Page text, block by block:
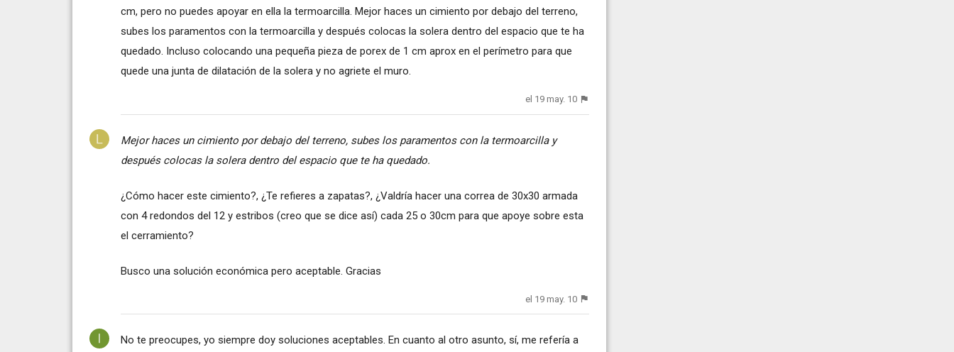
cm, pero no puedes apoyar en ella la termoarcilla. Mejor haces un cimiento por debajo del terreno,
subes los paramentos con la termoarcilla y después colocas la solera dentro del espacio que te ha
quedado. Incluso colocando una pequeña pieza de porex de 1 cm aprox en el perímetro para que
quede una junta de dilatación de la solera y no agriete el muro.
el 19 may. 10
Mejor haces un cimiento por debajo del terreno, subes los paramentos con la termoarcilla y
después colocas la solera dentro del espacio que te ha quedado.
¿Cómo hacer este cimiento?, ¿Te refieres a zapatas?, ¿Valdría hacer una correa de 30x30 armada
con 4 redondos del 12 y estribos (creo que se dice así) cada 25 o 30cm para que apoye sobre esta
el cerramiento?
Busco una solución económica pero aceptable. Gracias
el 19 may. 10
No te preocupes, yo siempre doy soluciones aceptables. En cuanto al otro asunto, sí, me refería a